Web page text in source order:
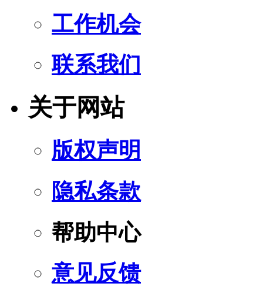
工作机会
联系我们
关于网站
版权声明
隐私条款
帮助中心
意见反馈